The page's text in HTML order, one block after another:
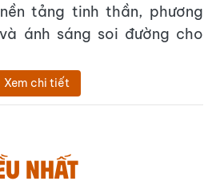
tảng tinh thần, phương
ánh sáng soi đường cho
Xem chi tiết
nhất